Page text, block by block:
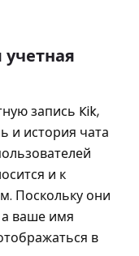
запись Kik,
и история чата
и к
Поскольку они
а ваше имя
в